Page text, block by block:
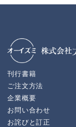
刊行書籍
ご注文方法
企業概要
お問い合わせ
お詫びと訂正